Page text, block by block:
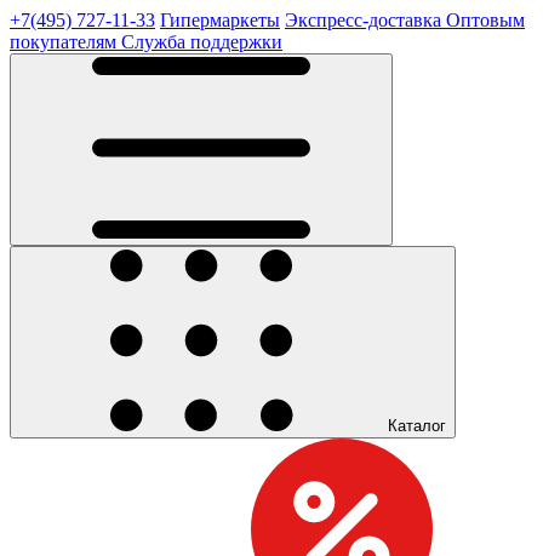
+7(495) 727-11-33 Гипермаркеты Экспресс-доставка Оптовым
покупателям Служба поддержки
Каталог